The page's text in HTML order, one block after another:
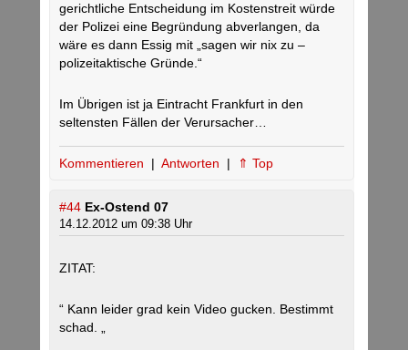
gerichtliche Entscheidung im Kostenstreit würde
der Polizei eine Begründung abverlangen, da
wäre es dann Essig mit „sagen wir nix zu –
polizeitaktische Gründe.“
Im Übrigen ist ja Eintracht Frankfurt in den
seltensten Fällen der Verursacher…
Kommentieren | Antworten | ⇑ Top
#44 Ex-Ostend 07
14.12.2012 um 09:38 Uhr
ZITAT:
“ Kann leider grad kein Video gucken. Bestimmt
schad. „